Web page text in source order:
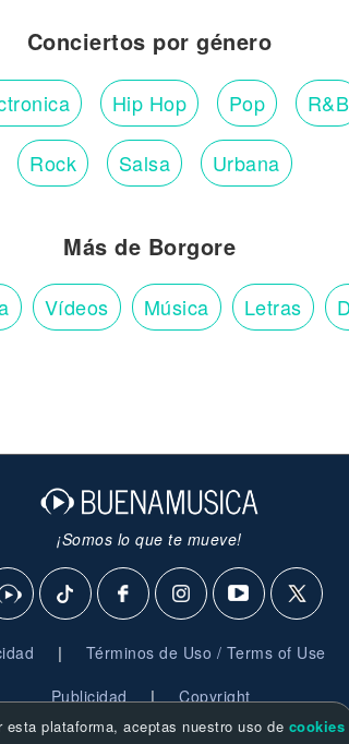
Conciertos por género
Hip Hop Pop R&B
Rock Salsa Urbana
Más de Borgore
Vídeos Música Letras
¡Somos lo que te mueve!
| Términos de Uso / Terms of Use
Publicidad | Copyright
esta plataforma, aceptas nuestro uso de cookies